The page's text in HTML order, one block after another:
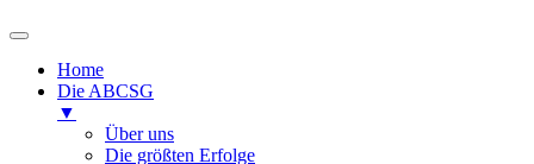
Home
Die ABCSG
▼
Über uns
Die größten Erfolge